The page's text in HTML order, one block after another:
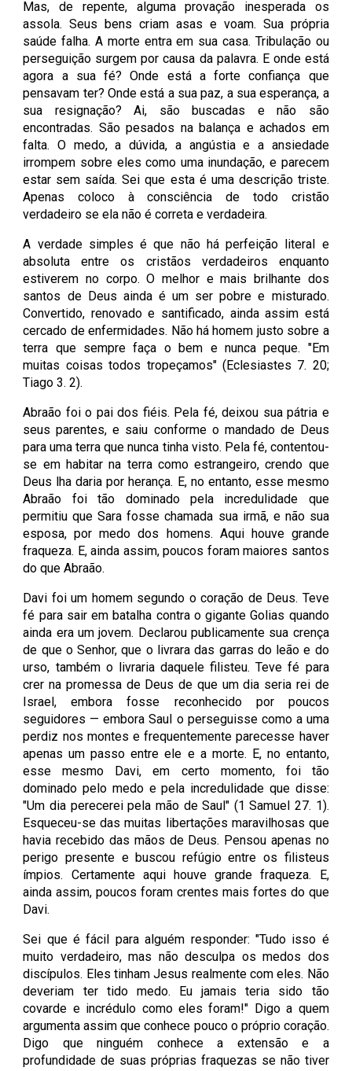
Mas, de repente, alguma provação inesperada os
assola. Seus bens criam asas e voam. Sua própria
saúde falha. A morte entra em sua casa. Tribulação ou
perseguição surgem por causa da palavra. E onde está
agora a sua fé? Onde está a forte confiança que
pensavam ter? Onde está a sua paz, a sua esperança, a
sua resignação? Ai, são buscadas e não são
encontradas. São pesados na balança e achados em
falta. O medo, a dúvida, a angústia e a ansiedade
irrompem sobre eles como uma inundação, e parecem
estar sem saída. Sei que esta é uma descrição triste.
Apenas coloco à consciência de todo cristão
verdadeiro se ela não é correta e verdadeira.
A verdade simples é que não há perfeição literal e
absoluta entre os cristãos verdadeiros enquanto
estiverem no corpo. O melhor e mais brilhante dos
santos de Deus ainda é um ser pobre e misturado.
Convertido, renovado e santificado, ainda assim está
cercado de enfermidades. Não há homem justo sobre a
terra que sempre faça o bem e nunca peque. "Em
muitas coisas todos tropeçamos" (Eclesiastes 7. 20;
Tiago 3. 2).
Abraão foi o pai dos fiéis. Pela fé, deixou sua pátria e
seus parentes, e saiu conforme o mandado de Deus
para uma terra que nunca tinha visto. Pela fé, contentou-
se em habitar na terra como estrangeiro, crendo que
Deus lha daria por herança. E, no entanto, esse mesmo
Abraão foi tão dominado pela incredulidade que
permitiu que Sara fosse chamada sua irmã, e não sua
esposa, por medo dos homens. Aqui houve grande
fraqueza. E, ainda assim, poucos foram maiores santos
do que Abraão.
Davi foi um homem segundo o coração de Deus. Teve
fé para sair em batalha contra o gigante Golias quando
ainda era um jovem. Declarou publicamente sua crença
de que o Senhor, que o livrara das garras do leão e do
urso, também o livraria daquele filisteu. Teve fé para
crer na promessa de Deus de que um dia seria rei de
Israel, embora fosse reconhecido por poucos
seguidores — embora Saul o perseguisse como a uma
perdiz nos montes e frequentemente parecesse haver
apenas um passo entre ele e a morte. E, no entanto,
esse mesmo Davi, em certo momento, foi tão
dominado pelo medo e pela incredulidade que disse:
"Um dia perecerei pela mão de Saul" (1 Samuel 27. 1).
Esqueceu-se das muitas libertações maravilhosas que
havia recebido das mãos de Deus. Pensou apenas no
perigo presente e buscou refúgio entre os filisteus
ímpios. Certamente aqui houve grande fraqueza. E,
ainda assim, poucos foram crentes mais fortes do que
Davi.
Sei que é fácil para alguém responder: "Tudo isso é
muito verdadeiro, mas não desculpa os medos dos
discípulos. Eles tinham Jesus realmente com eles. Não
deveriam ter tido medo. Eu jamais teria sido tão
covarde e incrédulo como eles foram!" Digo a quem
argumenta assim que conhece pouco o próprio coração.
Digo que ninguém conhece a extensão e a
profundidade de suas próprias fraquezas se não tiver